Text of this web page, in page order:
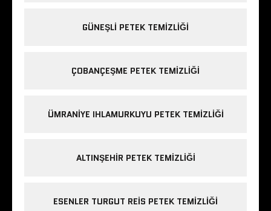
GÜNEŞLI PETEK TEMIZLIĞI
ÇOBANÇEŞME PETEK TEMIZLIĞI
ÜMRANIYE IHLAMURKUYU PETEK TEMIZLIĞI
ALTINŞEHIR PETEK TEMIZLIĞI
ESENLER TURGUT REIS PETEK TEMIZLIĞI